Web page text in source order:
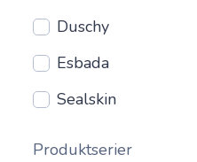
Duschy
Esbada
Sealskin
Produktserier